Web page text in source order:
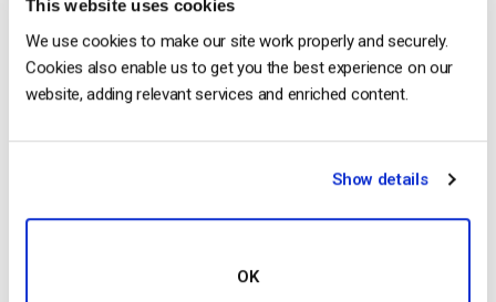
This website uses cookies
We use cookies to make our site work properly and securely.
Cookies also enable us to get you the best experience on our
website, adding relevant services and enriched content.
Show details
OK
Start streaming immediately